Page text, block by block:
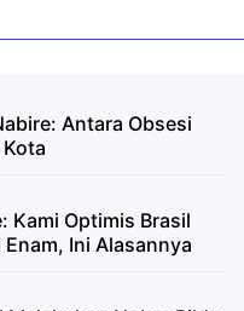
Antara Obsesi
Kami Optimis Brasil
Ini Alasannya